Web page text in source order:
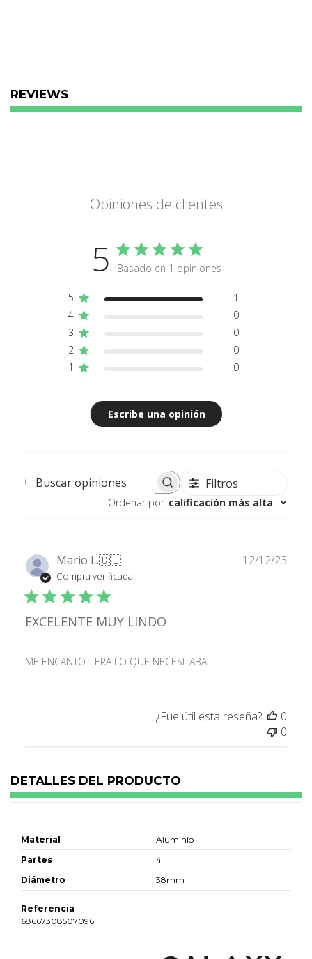
REVIEWS
Opiniones de clientes
5 Basado en 1 opiniones
5
1
4
0
3
0
2
0
1
0
Escribe una opinión
Buscar opiniones Filtros
Ordenar por: calificación más alta
Mario L.🇨🇱
Compra verificada
EXCELENTE MUY LINDO
ME ENCANTO ...ERA LO QUE NECESITABA
12/12/23
¿Fue útil esta reseña?
0
0
DETALLES DEL PRODUCTO
Material
Aluminio
Partes
4
Diámetro
38mm
Referencia
68667308507096